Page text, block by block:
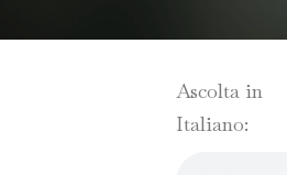
Ascolta in
Italiano: